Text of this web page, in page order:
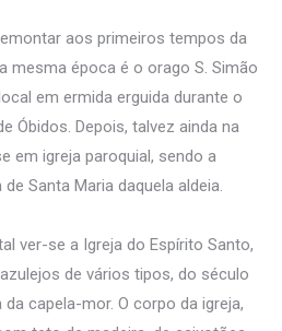
aos primeiros tempos da
mesma época é o orago S. Simão
em ermida erguida durante o
Óbidos. Depois, talvez ainda na
em igreja paroquial, sendo a
Santa Maria daquela aldeia.
ver-se a Igreja do Espírito Santo,
de vários tipos, do século
capela-mor. O corpo da igreja,